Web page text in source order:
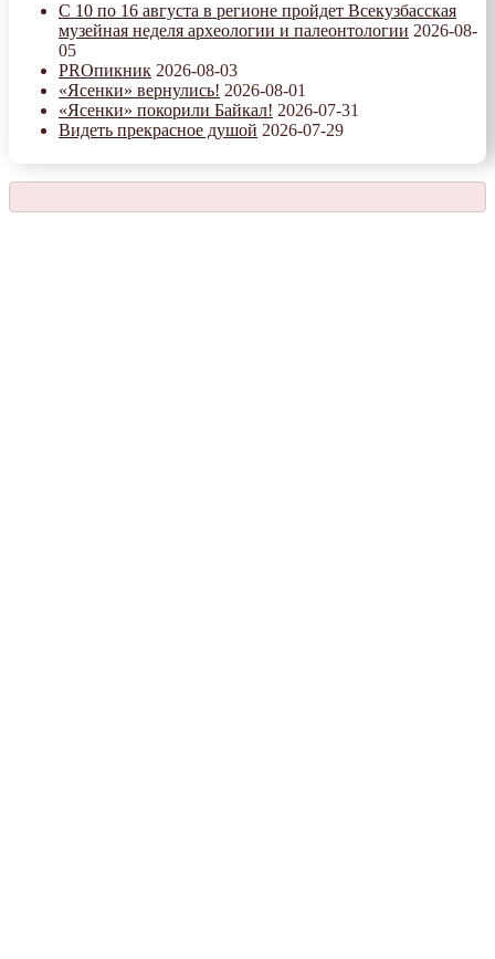
С 10 по 16 августа в регионе пройдет Всекузбасская
музейная неделя археологии и палеонтологии 2026-08-
05
PROпикник 2026-08-03
«Ясенки» вернулись! 2026-08-01
«Ясенки» покорили Байкал! 2026-07-31
Видеть прекрасное душой 2026-07-29